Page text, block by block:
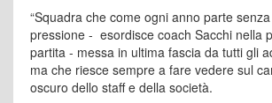
“Squadra che come ogni anno parte
pressione - esordisce coach Sacchi nella
partita - messa in ultima fascia da tutti gli
ma che riesce sempre a fare vedere sul
oscuro dello staff e della società.